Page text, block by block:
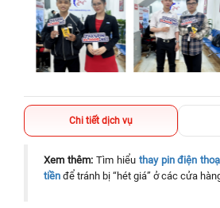
Chi tiết dịch vụ
Xem thêm:Tìm hiểu thay pin điện
tiền để tránh bị “hét giá” ở các cửa